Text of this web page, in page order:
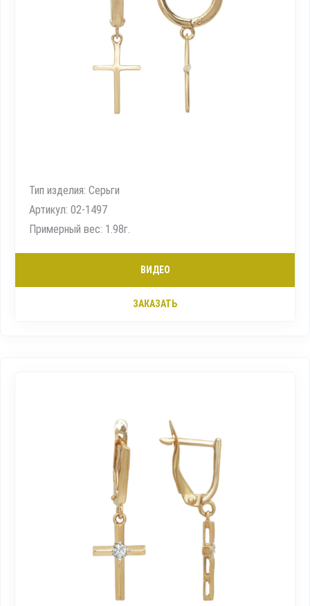
Тип изделия: Серьги
Артикул: 02-1497
Примерный вес: 1.98г.
ВИДЕО
ЗАКАЗАТЬ